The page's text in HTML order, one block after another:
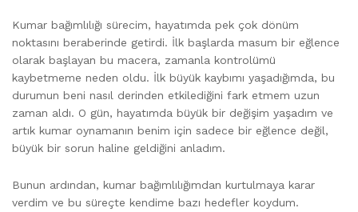
Kumar bağımlılığı sürecim, hayatımda pek çok dönüm
noktasını beraberinde getirdi. İlk başlarda masum bir eğlence
olarak başlayan bu macera, zamanla kontrolümü
kaybetmeme neden oldu. İlk büyük kaybımı yaşadığımda, bu
durumun beni nasıl derinden etkilediğini fark etmem uzun
zaman aldı. O gün, hayatımda büyük bir değişim yaşadım ve
artık kumar oynamanın benim için sadece bir eğlence değil,
büyük bir sorun haline geldiğini anladım.
Bunun ardından, kumar bağımlılığımdan kurtulmaya karar
verdim ve bu süreçte kendime bazı hedefler koydum.